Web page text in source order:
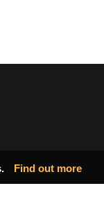
Find out more